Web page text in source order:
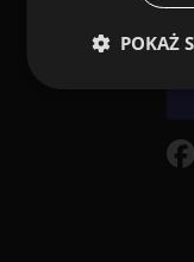
POKAŻ
Wydajność